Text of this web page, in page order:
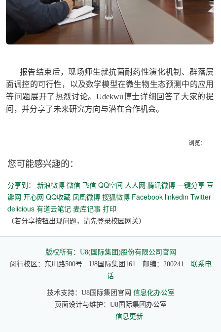
报告结束后，现场师生就抗菌耐药性演化机制、群落层
面调控的可行性，以及数学模型在微生物生态预测中的应用
等问题展开了热烈讨论。Udekwu博士详细回答了大家的提
问，并分享了未来研究方向与潜在合作机会。
浏览：
您可能感兴趣的：
分享到： 新浪微博 微信 飞信 QQ空间 人人网 腾讯微博 一键分享 豆
瓣网 开心网 QQ收藏 凤凰微博 搜狐微博 Facebook linkedin Twitter
delicious 有道云笔记 麦库记事 打印
（若分享按钮出现问题，请先登录校园网关）
版权所有：U8(国际集团)股份有限公司官网
闵行校区：东川路500号 U8国际集团161 邮编：200241 联系电
话
技术支持：U8国际集团官网 信息化办公室
页面设计与维护：U8国际集团办公室
信息更新